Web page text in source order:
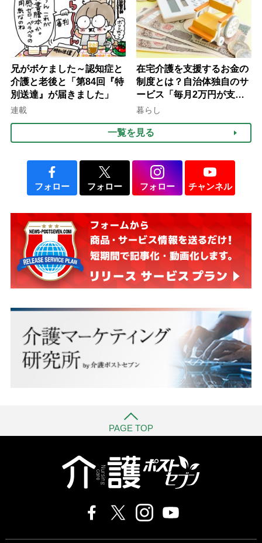
兄がボケました～認知症と
介護と老後と「第84回『特
別送達』が届きました」
連載
在宅介護を支援するお金の
制度とは？自治体独自のサ
ービス「毎月2万円が支給
される」ケースも【FP解
暮らし
一覧を見る
フォロー フォロー フォロー チャンネル
PAGE TOP